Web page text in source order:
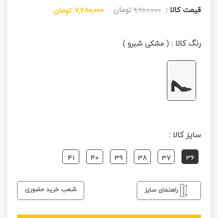
قیمت کالا : ۹,۹۸۰,۰۰۰تومان ۷,۲۸۰,۰۰۰ تومان
رنگ کالا :(مشکی شبرو)
سایز کالا :
36
37
38
39
40
41
راهنمای سایز شعب خرید حضوری